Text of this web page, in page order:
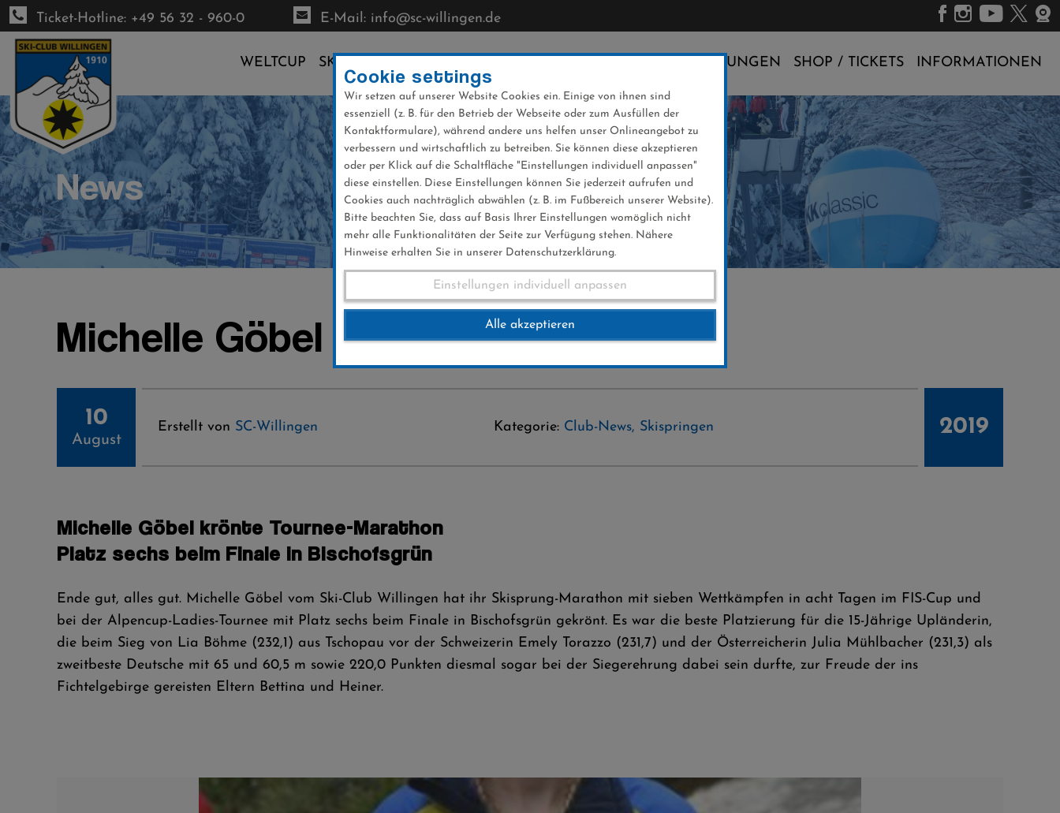
Direkt
zum
Inhalt
Ticket-Hotline: +49 56 32 - 960-0 E-Mail: info@sc-willingen.de
WELTCUP SKI-CLUB VERANSTALTUNGEN SHOP / TICKETS INFORMATIONEN
News
Michelle Göbel beim Alpencup
10
August
Erstellt von SC-Willingen Kategorie: Club-News, Skispringen 2019
Michelle Göbel krönte Tournee-Marathon
Platz sechs beim Finale in Bischofsgrün
Ende gut, alles gut. Michelle Göbel vom Ski-Club Willingen hat ihr Skisprung-Marathon mit sieben Wettkämpfen in acht Tagen im FIS-Cup und
bei der Alpencup-Ladies-Tournee mit Platz sechs beim Finale in Bischofsgrün gekrönt. Es war die beste Platzierung für die 15-Jährige Upländerin,
die beim Sieg von Lia Böhme (232,1) aus Tschopau vor der Schweizerin Emely Torazzo (231,7) und der Österreicherin Julia Mühlbacher (231,3) als
zweitbeste Deutsche mit 65 und 60,5 m sowie 220,0 Punkten diesmal sogar bei der Siegerehrung dabei sein durfte, zur Freude der ins
Fichtelgebirge gereisten Eltern Bettina und Heiner.
Cookie settings
Wir setzen auf unserer Website Cookies ein. Einige von ihnen sind
essenziell (z. B. für den Betrieb der Webseite oder zum Ausfüllen der
Kontaktformulare), während andere uns helfen unser Onlineangebot zu
verbessern und wirtschaftlich zu betreiben. Sie können diese akzeptieren
oder per Klick auf die Schaltfläche "Einstellungen individuell anpassen"
diese einstellen. Diese Einstellungen können Sie jederzeit aufrufen und
Cookies auch nachträglich abwählen (z. B. im Fußbereich unserer Website).
Bitte beachten Sie, dass auf Basis Ihrer Einstellungen womöglich nicht
mehr alle Funktionalitäten der Seite zur Verfügung stehen. Nähere
Hinweise erhalten Sie in unserer Datenschutzerklärung.
Einstellungen individuell anpassen
Alle akzeptieren